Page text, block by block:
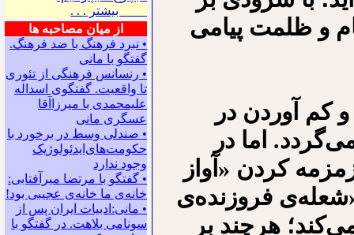
بیشتر . . .
از میان مصاحبه ها
• نبرد فرهنگ با ضد فرهنگ.
گفتگو با ﻣﺎﻧﻰ
• رنسانس فرهنگی ‌از تئوری
‌تا واقعیت. گفتگوی اسداله
علیمحمدی با میرزاآقا
عسگری ‌مانی
• صندلی وسط در برخورد با
حکومت‌های‌ایدئولوژیک
وجود ندارد
• گفتگو با مرتضا میرآفتابی:
ﺧﺎﻧﻪﻯ ﻣﺎ ﺧﺎﻧﻪﻯ ﻋﺠﻴﺒﻰ ﺑﻮﺩ!
• مانی:ادبیات ایران پس از
سونامی بلاهت. در گفتگو با
و ظلمت پیامی
کم آوردن در
اما در
کردن «آواز
فروزنده‌ی
هرچند بر